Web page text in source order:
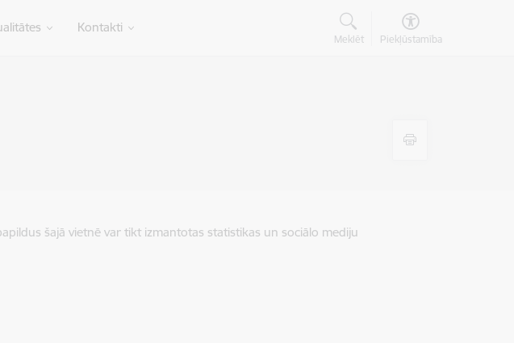
Kontakti
Meklēt Piekļūstamība
šajā vietnē var tikt izmantotas statistikas un sociālo mediju